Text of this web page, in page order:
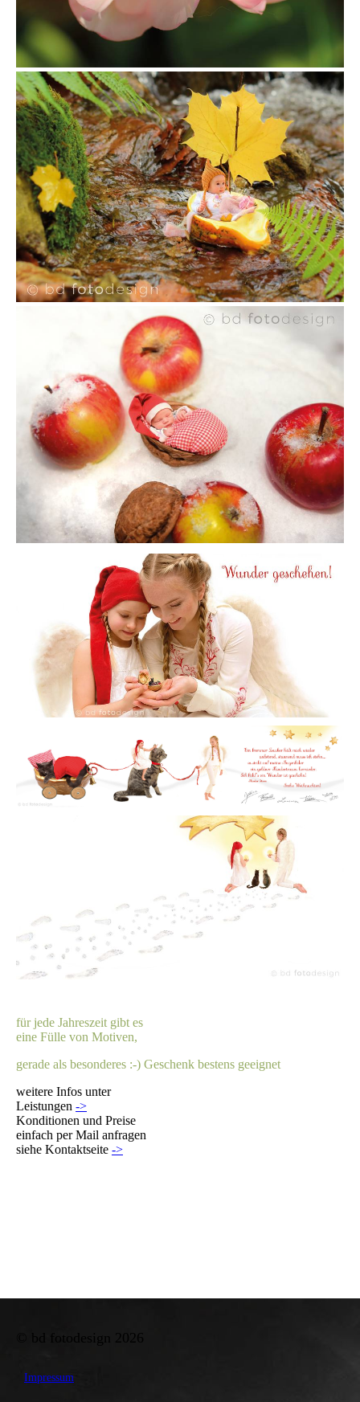
für jede Jahreszeit gibt es
eine Fülle von Motiven,
gerade als besonderes :-) Geschenk bestens geeignet
weitere Infos unter
Leistungen ->
Konditionen und Preise
einfach per Mail anfragen
siehe Kontaktseite ->
© bd fotodesign 2026
Impressum